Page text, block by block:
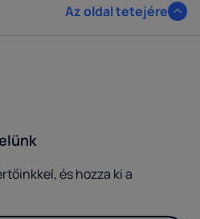
Az oldal tetejére
és hozza ki a